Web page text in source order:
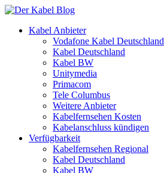
Kabel Anbieter
Vodafone Kabel Deutschland
Kabel Deutschland
Kabel BW
Unitymedia
Primacom
Tele Columbus
Weitere Anbieter
Kabelfernsehen Kosten
Kabelanschluss kündigen
Verfügbarkeit
Kabelfernsehen Regional
Kabel Deutschland
Kabel BW